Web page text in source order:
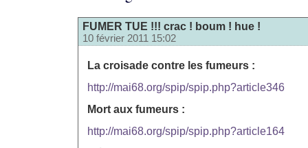
FUMER TUE !!! crac ! boum ! hue !
10 février 2011 15:02
La croisade contre les fumeurs :
http://mai68.org/spip/spip.php?article346
Mort aux fumeurs :
http://mai68.org/spip/spip.php?article164